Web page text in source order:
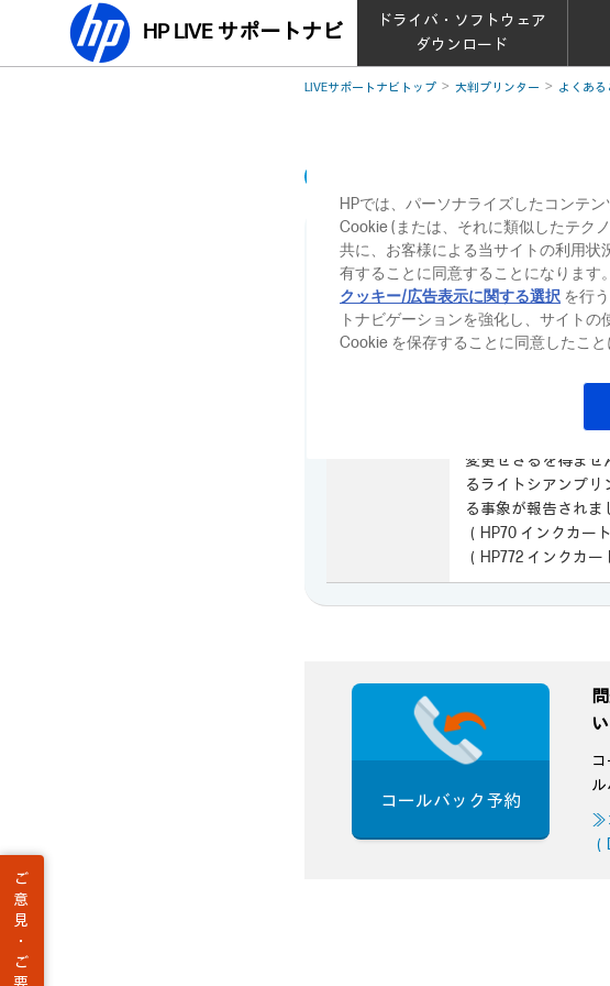
HP LIVE サポートナビ
ドライバ・ソフトウェア
ダウンロード
LIVEサポートナビトップ 大判プリンター よくある
HP DesignJet Z2100/Z3200/
現象
普通モードでの印刷
発生することがあり
印刷モードを高品
各国の環境基準・
変更せざるを得ま
るライトシアンプ
る事象が報告されま
（HP70 インクカ
（HP772 インクカ
ご
意
見
・
ご
コールバック予約
≫
HPでは、パーソナライズしたコンテ
Cookie (または、それに類似したテク
共に、お客様による当サイトの利用状
有することに同意することになります
クッキー/広告表示に関する選択 を行
トナビゲーションを強化し、サイト
Cookie を保存することに同意したこと